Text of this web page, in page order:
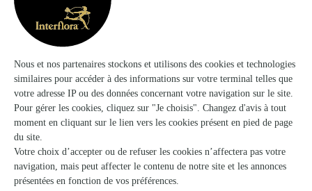
Margencel
★★
4.8 (16)
Centre Commercial Carrefour Margencel Route de Genève
Voir la boutique